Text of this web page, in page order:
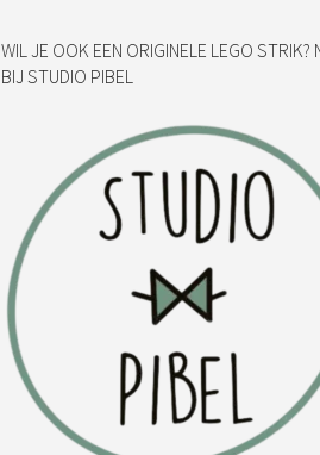
WIL JE OOK EEN ORIGINELE LEGO STRIK?
BIJ STUDIO PIBEL